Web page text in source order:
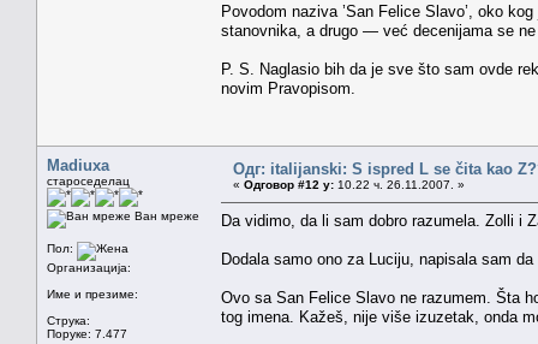
Povodom naziva ’San Felice Slavo’, oko
stanovnika, a drugo — već decenijama se
P. S. Naglasio bih da je sve što sam ovde
novim Pravopisom.
Madiuxa
староседелац
Ван мреже
Пол:
Организација:
Име и презиме:
Струка:
Поруке: 7.477
Одг: italijanski: S ispred L se čita kao
« Одговор #12 у: 10.22 ч. 26.11.2007. »
Da vidimo, da li sam dobro razumela. Zolli i
Dodala samo ono za Luciju, napisala sam
Ovo sa San Felice Slavo ne razumem. Šta
tog imena. Kažeš, nije više izuzetak, onda